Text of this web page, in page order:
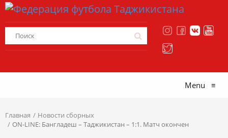
Menu ≡
Главная
Новости сборных
ON-LINE: Бангладеш – Таджикистан – 1:1. Матч окончен